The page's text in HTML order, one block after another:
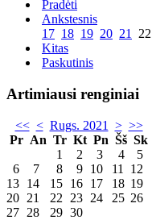
Pradėti
Ankstesnis
17 18 19 20 21 22
Kitas
Paskutinis
Artimiausi renginiai
<< < Rugs. 2021 > >>
Pr An Tr Kt Pn Šš Sk
1
2 3 4
5
6
7 8 9 10 11
12
13 14 15 16 17 18 19
20 21 22 23 24 25 26
27 28 29 30